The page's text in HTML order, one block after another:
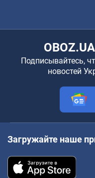
Подписывайтесь,
новостей
Загружайте наше